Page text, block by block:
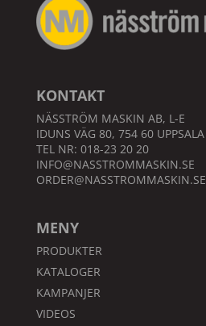
KONTAKT
NÄSSTRÖM MASKIN AB, L-E
IDUNS VÄG 80, 754 60 UPPSALA
TEL NR: 018-23 20 20
INFO@NASSTROMMASKIN.SE
ORDER@NASSTROMMASKIN.SE
MENY
PRODUKTER
KATALOGER
KAMPANJER
VIDEOS